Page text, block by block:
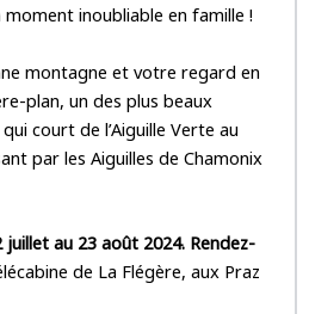
inoubliable en famille !
montagne et votre regard en
plan, un des plus beaux
court de l’Aiguille Verte au
par les Aiguilles de Chamonix
juillet au 23 août 2024. Rendez-
de La Flégère, aux Praz